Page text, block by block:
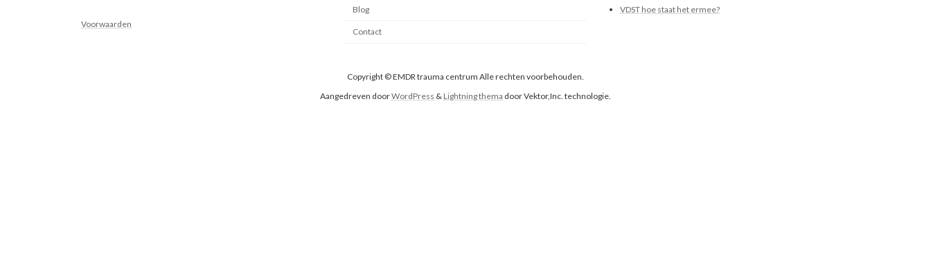
Voorwaarden
Blog
Contact
VDST hoe staat het ermee?
Copyright © EMDR trauma centrum Alle rechten voorbehouden.
Aangedreven doorWordPress & Lightning thema door Vektor,Inc. technologie.